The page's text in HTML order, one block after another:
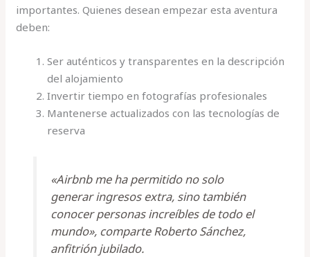
importantes. Quienes desean empezar esta aventura
deben:
Ser auténticos y transparentes en la descripción
del alojamiento
Invertir tiempo en fotografías profesionales
Mantenerse actualizados con las tecnologías de
reserva
«Airbnb me ha permitido no solo
generar ingresos extra, sino también
conocer personas increíbles de todo el
mundo», comparte Roberto Sánchez,
anfitrión jubilado.